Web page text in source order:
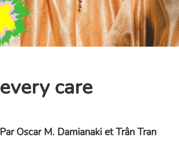
every care
ParOscar M. Damianaki et Trân Tran